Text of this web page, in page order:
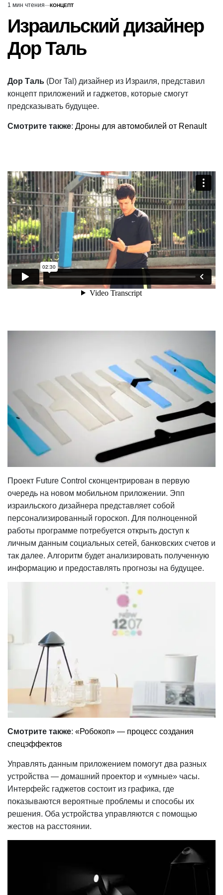
Расчётное
время
чтения
1 мин чтения
ОПУБЛИКОВАНО
КОНЦЕПТ
Израильский дизайнер
Дор Таль
Дор Таль (Dor Tal) дизайнер из Израиля, представил
концепт приложений и гаджетов, которые смогут
предсказывать будущее.
Смотрите также: Дроны для автомобилей от Renault
Проект Future Control сконцентрирован в первую
очередь на новом мобильном приложении. Эпп
израильского дизайнера представляет собой
персонализированный гороскоп. Для полноценной
работы программе потребуется открыть доступ к
личным данным социальных сетей, банковских счетов и
так далее. Алгоритм будет анализировать полученную
информацию и предоставлять прогнозы на будущее.
Смотрите также: «Робокоп» — процесс создания
спецэффектов
Управлять данным приложением помогут два разных
устройства — домашний проектор и «умные» часы.
Интерфейс гаджетов состоит из графика, где
показываются вероятные проблемы и способы их
решения. Оба устройства управляются с помощью
жестов на расстоянии.